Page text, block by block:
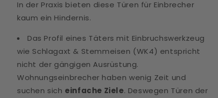
In der Praxis bieten diese Türen für Einbrecher
kaum ein Hindernis.
Das Profil eines Täters mit Einbruchswerkzeug
wie Schlagaxt & Stemmeisen (WK4) entspricht
nicht der gängigen Ausrüstung.
Wohnungseinbrecher haben wenig Zeit und
suchen sich einfache Ziele. Deswegen Türen der